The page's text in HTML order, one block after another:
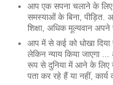
आप एक सपना चलाने के लिए
समस्याओं के बिना,
शिक्षा, अधिक मूल्यवान अपने
आप में से कई को धोखा दिया
लेकिन न्याय किया जाएगा
रूप से दुनिया में आने के लिए
पता कर रहे हैं या नहीं, कार्य